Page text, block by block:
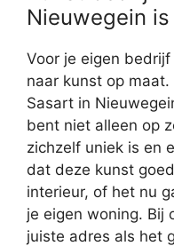
Nieuwegein
Voor je eigen
naar kunst op
Sasart in
bent niet alleen op
zichzelf uniek is en
dat deze kunst
interieur, of het nu
je eigen woning. Bij
juiste adres als het